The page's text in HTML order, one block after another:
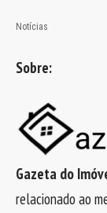
Notícias
Sobre:
Gazeta do
relacionado ao